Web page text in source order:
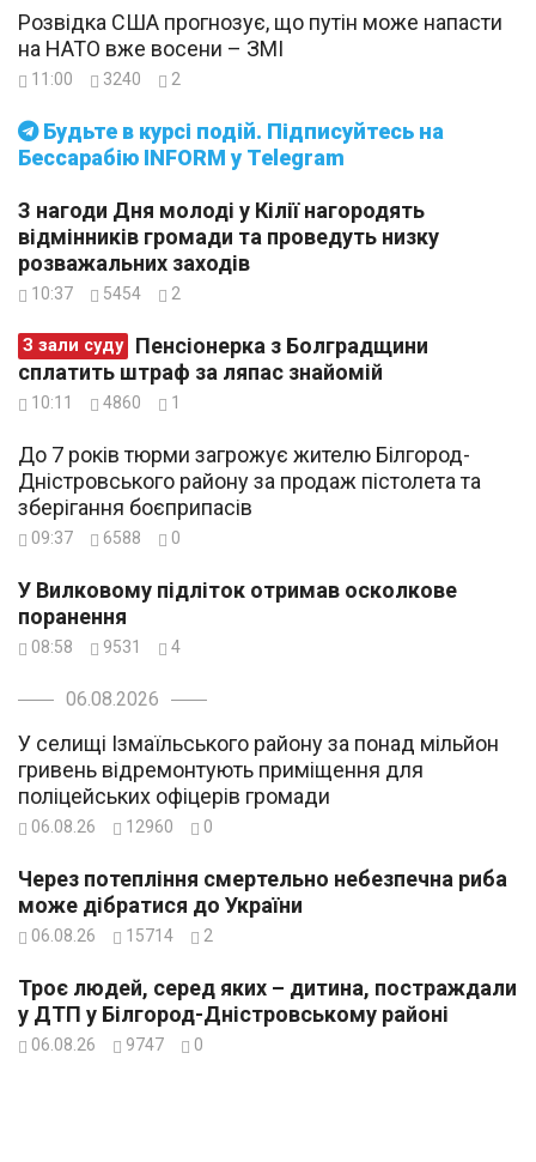
Будьте в курсі подій. Підписуйтесь на
Бессарабію INFORM у Telegram
Розвідка США прогнозує, що путін може напасти
на НАТО вже восени – ЗМІ
11:00 3240 2
З нагоди Дня молоді у Кілії нагородять
відмінників громади та проведуть низку
розважальних заходів
10:37 5454 2
З зали суду
сплатить штраф за ляпас знайомій
10:11 4860 1
До 7 років тюрми загрожує жителю Білгород-
Дністровського району за продаж пістолета та
зберігання боєприпасів
09:37 6588 0
У Вилковому підліток отримав осколкове
поранення
08:58 9531 4
06.08.2026
У селищі Ізмаїльського району за понад мільйон
гривень відремонтують приміщення для
поліцейських офіцерів громади
06.08.26 12960 0
Через потепління смертельно небезпечна риба
може дібратися до України
06.08.26 15714 2
Троє людей, серед яких – дитина, постраждали
у ДТП у Білгород-Дністровському районі
06.08.26 9747 0